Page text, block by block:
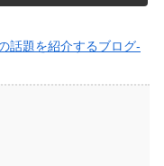
話題を紹介するブログ-